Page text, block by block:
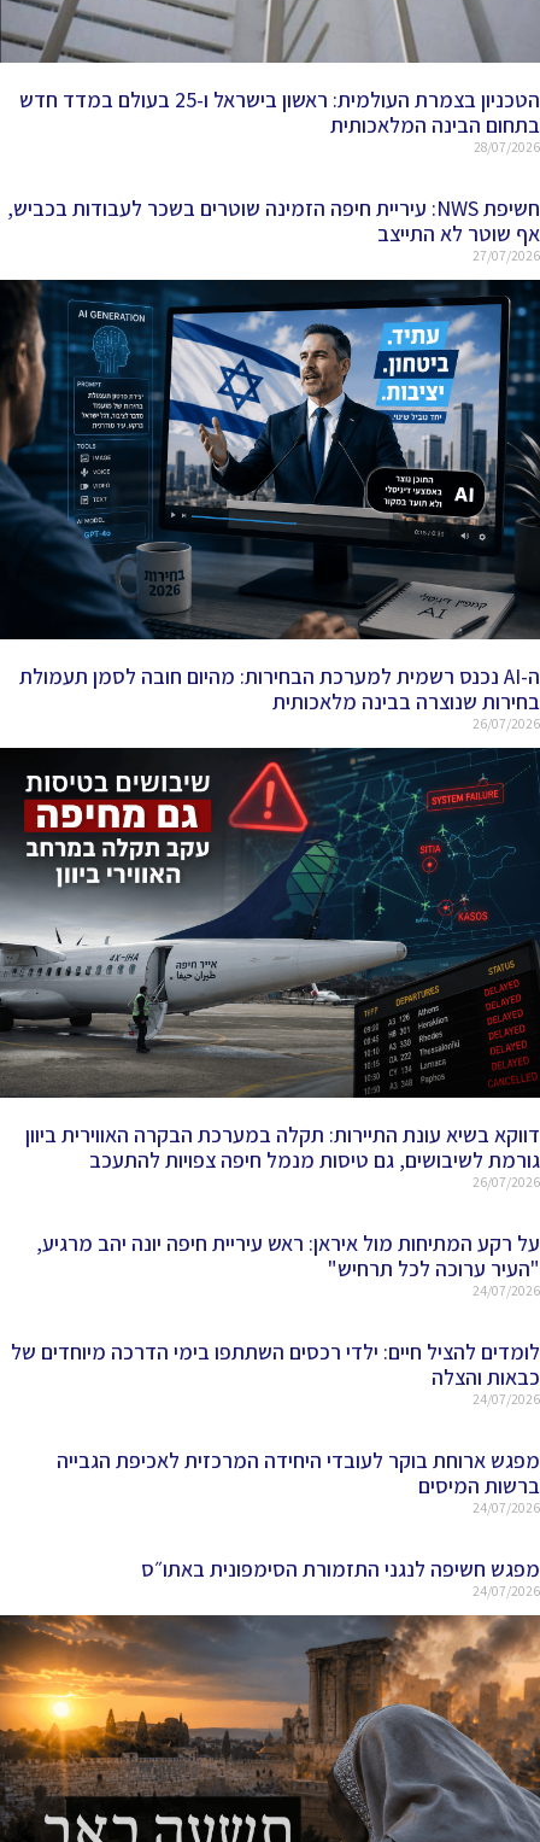
הטכניון בצמרת העולמית: ראשון בישראל ו-25 בעולם במדד חדש
בתחום הבינה המלאכותית
28/07/2026
חשיפת NWS: עיריית חיפה הזמינה שוטרים בשכר לעבודות בכביש,
אף שוטר לא התייצב
27/07/2026
ה-AI נכנס רשמית למערכת הבחירות: מהיום חובה לסמן תעמולת
בחירות שנוצרה בבינה מלאכותית
26/07/2026
דווקא בשיא עונת התיירות: תקלה במערכת הבקרה האווירית ביוון
גורמת לשיבושים, גם טיסות מנמל חיפה צפויות להתעכב
26/07/2026
על רקע המתיחות מול איראן: ראש עיריית חיפה יונה יהב מרגיע,
"העיר ערוכה לכל תרחיש"
24/07/2026
לומדים להציל חיים: ילדי רכסים השתתפו בימי הדרכה מיוחדים של
כבאות והצלה
24/07/2026
מפגש ארוחת בוקר לעובדי היחידה המרכזית לאכיפת הגבייה
ברשות המיסים
24/07/2026
מפגש חשיפה לנגני התזמורת הסימפונית באתו״ס
24/07/2026